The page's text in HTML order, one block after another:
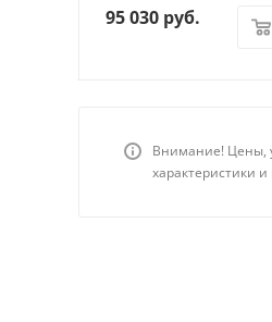
95 030руб.
Внимание! Цены,
характеристики